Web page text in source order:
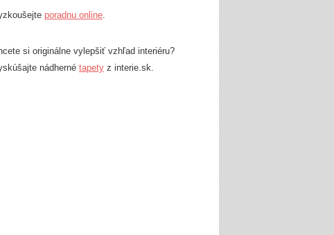
poradnu online.
si originálne vylepšiť vzhľad interiéru?
nádherné tapety z interie.sk.